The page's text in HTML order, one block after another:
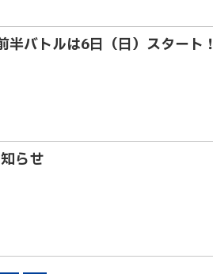
バトルは6日（日）スタート！
らせ